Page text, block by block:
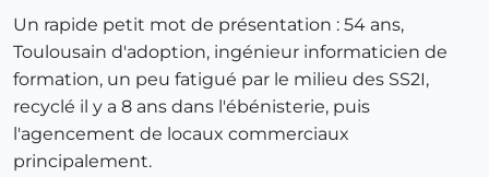
Un rapide petit mot de présentation : 54 ans,
Toulousain d'adoption, ingénieur informaticien de
formation, un peu fatigué par le milieu des SS2I,
recyclé il y a 8 ans dans l'ébénisterie, puis
l'agencement de locaux commerciaux
principalement.